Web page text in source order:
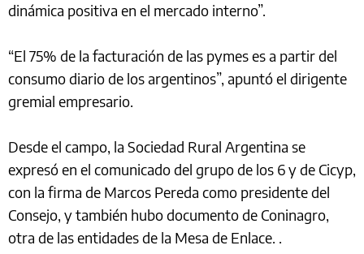
dinámica positiva en el mercado interno”.
“El 75% de la facturación de las pymes es a partir del
consumo diario de los argentinos”, apuntó el dirigente
gremial empresario.
Desde el campo, la Sociedad Rural Argentina se
expresó en el comunicado del grupo de los 6 y de Cicyp,
con la firma de Marcos Pereda como presidente del
Consejo, y también hubo documento de Coninagro,
otra de las entidades de la Mesa de Enlace. .